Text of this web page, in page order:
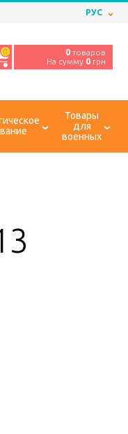
РУС
0 0 товаров
На сумму 0 грн
Товары
для
военных